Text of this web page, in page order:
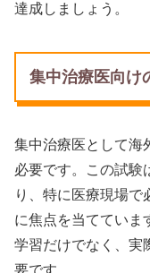
達成しましょう。
集中治療医向け
集中治療医として海
必要です。この試験
り、特に医療現場で
に焦点を当てていま
学習だけでなく、実
要です。